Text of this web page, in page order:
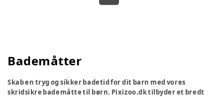
Bademåtter
Skab en tryg og sikker badetid for dit barn med vores
skridsikre bademåtte til børn. Pixizoo.dk tilbyder et bredt